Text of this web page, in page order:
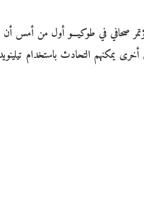
صحافي في طوكيـــو أول من أمس أن
يمكنهم التحادث باستخدام